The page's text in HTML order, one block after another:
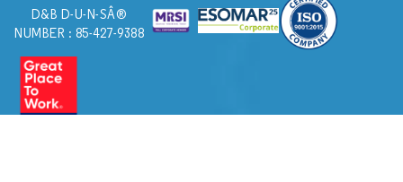
D&B D-U-N-SÂ®
NUMBER : 85-427-9388